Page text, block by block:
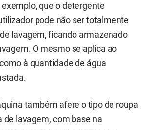
que o detergente
pode não ser totalmente
lavagem, ficando armazenado
O mesmo se aplica ao
à quantidade de água
também afere o tipo de roupa
de lavagem, com base na